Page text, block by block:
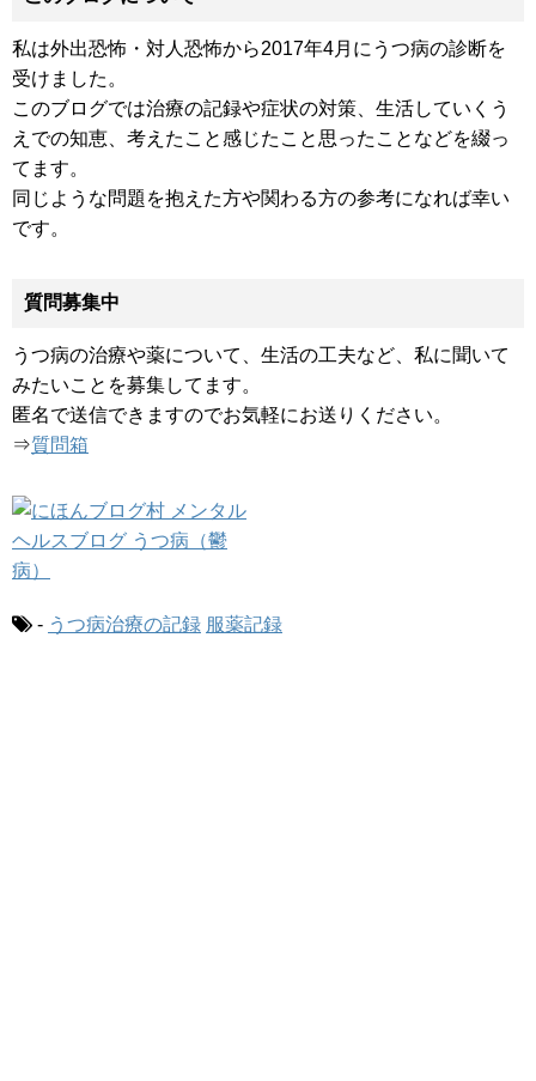
私は外出恐怖・対人恐怖から2017年4月にうつ病の診断を
受けました。
このブログでは治療の記録や症状の対策、生活していくう
えでの知恵、考えたこと感じたこと思ったことなどを綴っ
てます。
同じような問題を抱えた方や関わる方の参考になれば幸い
です。
質問募集中
うつ病の治療や薬について、生活の工夫など、私に聞いて
みたいことを募集してます。
匿名で送信できますのでお気軽にお送りください。
⇒質問箱
- うつ病治療の記録 服薬記録